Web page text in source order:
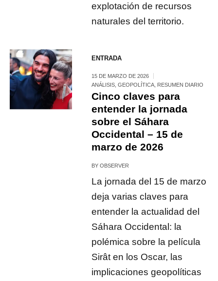
explotación de recursos
naturales del territorio.
ENTRADA
15 DE MARZO DE 2026
ANÁLISIS ,GEOPOLÍTICA RESUMEN DIARIO
Cinco claves para
entender la jornada
sobre el Sáhara
Occidental – 15 de
marzo de 2026
BYOBSERVER
La jornada del 15 de marzo
deja varias claves para
entender la actualidad del
Sáhara Occidental: la
polémica sobre la película
Sirât en los Oscar, las
implicaciones geopolíticas